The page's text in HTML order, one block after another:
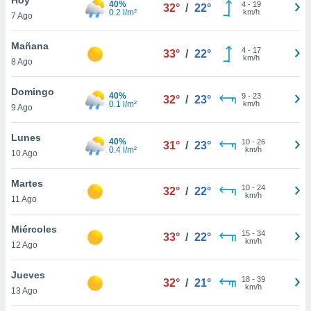
en
más
nuestra
de
cookies
aceptar
7 Ago
40%
0.2 l/m²
32° / 22° 4- 19
km/h
Mañana
8 Ago
33° / 22° 4- 17
km/h
Domingo
9 Ago
40%
0.1 l/m²
32° / 23° 9- 23
km/h
Lunes
10 Ago
40%
0.4 l/m²
31° / 23° 10- 26
km/h
Martes
11 Ago
32° / 22° 10- 24
km/h
Miércoles
12 Ago
33° / 22° 15- 34
km/h
Jueves
13 Ago
32° / 21° 18- 39
km/h